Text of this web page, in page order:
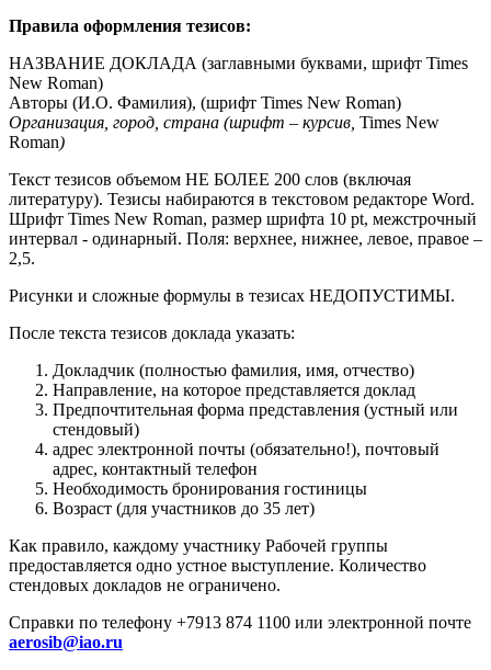
Правила оформления тезисов:
НАЗВАНИЕ ДОКЛАДА (заглавными буквами, шрифт Times
New Roman)
Авторы (И.О. Фамилия), (шрифт Times New Roman)
Организация, город, страна (шрифт – курсив, Times New
Roman)
Текст тезисов объемом НЕ БОЛЕЕ 200 слов (включая
литературу). Тезисы набираются в текстовом редакторе Word.
Шрифт Times New Roman, размер шрифта 10 pt, межстрочный
интервал - одинарный. Поля: верхнее, нижнее, левое, правое –
2,5.
Рисунки и сложные формулы в тезисах НЕДОПУСТИМЫ.
После текста тезисов доклада указать:
Докладчик (полностью фамилия, имя, отчество)
Направление, на которое представляется доклад
Предпочтительная форма представления (устный или
стендовый)
адрес электронной почты (обязательно!), почтовый
адрес, контактный телефон
Необходимость бронирования гостиницы
Возраст (для участников до 35 лет)
Как правило, каждому участнику Рабочей группы
предоставляется одно устное выступление. Количество
стендовых докладов не ограничено.
Справки по телефону +7913 874 1100 или электронной почте
aerosib@iao.ru